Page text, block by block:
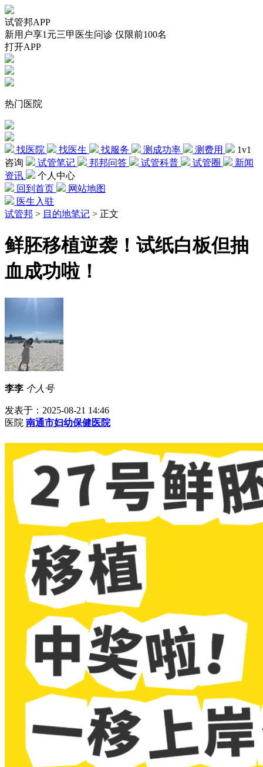
试管邦APP
新用户享1元三甲医生问诊 仅限前100名
打开APP
热门医院
找医院 找医生 找服务 测成功率 测费用
1v1
咨询
试管笔记 邦邦问答 试管科普 试管圈
新闻
资讯
个人中心
回到首页
网站地图
医生入驻
试管邦 > 目的地笔记 > 正文
鲜胚移植逆袭！试纸白板但抽
血成功啦！
李李 个人号
发表于：2025-08-21 14:46
医院 南通市妇幼保健医院